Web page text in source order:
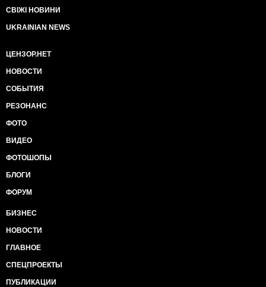
СВІЖІ НОВИНИ
UKRAINIAN NEWS
ЦЕНЗОР.НЕТ
НОВОСТИ
СОБЫТИЯ
РЕЗОНАНС
ФОТО
ВИДЕО
ФОТОШОПЫ
БЛОГИ
ФОРУМ
БИЗНЕС
НОВОСТИ
ГЛАВНОЕ
СПЕЦПРОЕКТЫ
ПУБЛИКАЦИИ